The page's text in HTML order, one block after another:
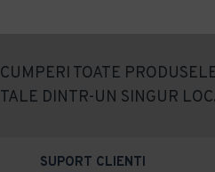
CUMPERI TOATE
TALE DINTR-UN SINGUR
SUPORT CLIENTI